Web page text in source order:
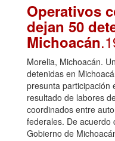
Operativos
dejan 50
Michoacán
Morelia, Michoacán.
detenidas en
presunta participación
resultado de labores
coordinados entre
federales. De acuerdo
Gobierno de